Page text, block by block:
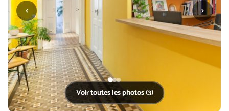
‹ ›
Voir toutes les photos (3)